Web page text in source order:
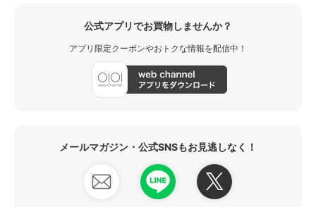
公式アプリでお買物しませんか？
アプリ限定クーポンやおトクな情報を配信中！
メールマガジン・公式SNSもお見逃しなく！